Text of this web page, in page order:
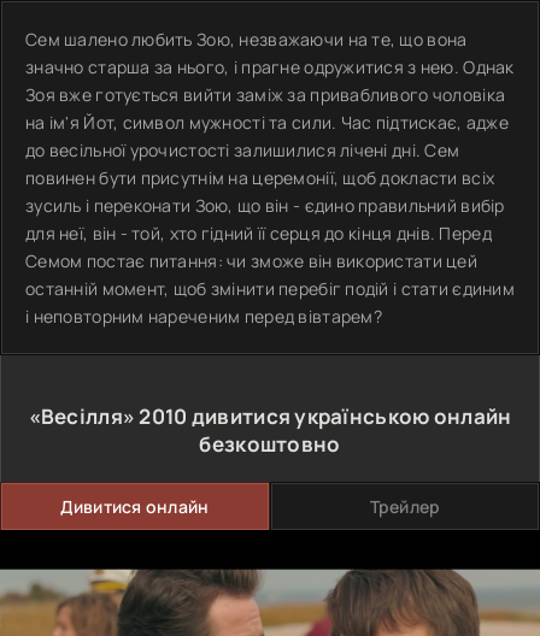
Сем шалено любить Зою, незважаючи на те, що вона
значно старша за нього, і прагне одружитися з нею. Однак
Зоя вже готується вийти заміж за привабливого чоловіка
на ім'я Йот, символ мужності та сили. Час підтискає, адже
до весільної урочистості залишилися лічені дні. Сем
повинен бути присутнім на церемонії, щоб докласти всіх
зусиль і переконати Зою, що він - єдино правильний вибір
для неї, він - той, хто гідний її серця до кінця днів. Перед
Семом постає питання: чи зможе він використати цей
останній момент, щоб змінити перебіг подій і стати єдиним
і неповторним нареченим перед вівтарем?
«Весілля»2010 дивитися українською онлайн
безкоштовно
Дивитися онлайн Трейлер